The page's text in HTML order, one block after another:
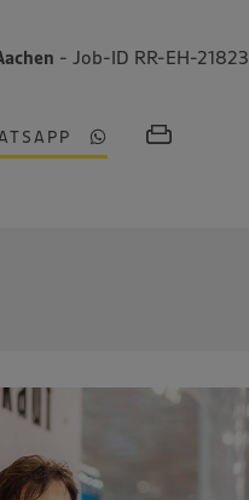
- Job-ID RR-EH-21823